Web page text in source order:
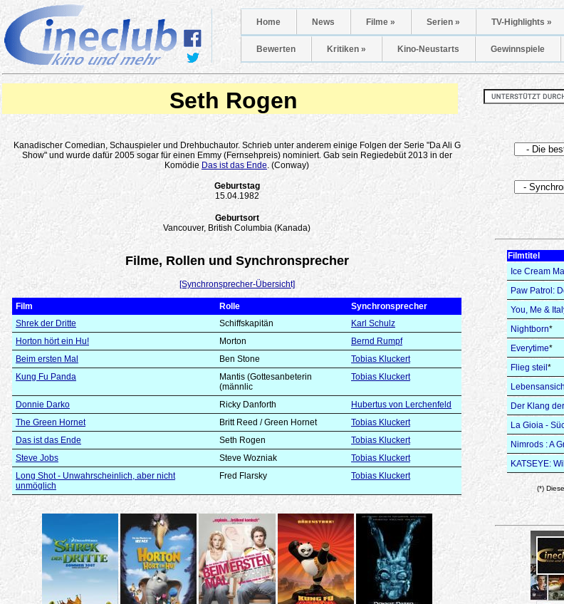
Home News Filme » Serien » TV-Highlights »
Bewerten Kritiken » Kino-Neustarts Gewinnspiele
Seth Rogen
Kanadischer Comedian, Schauspieler und Drehbuchautor. Schrieb unter anderem einige Folgen der Serie "Da Ali G
Show" und wurde dafür 2005 sogar für einen Emmy (Fernsehpreis) nominiert. Gab sein Regiedebüt 2013 in der
Komödie Das ist das Ende. (Conway)
Geburtstag
15.04.1982
Geburtsort
Vancouver, British Columbia (Kanada)
Filme, Rollen und Synchronsprecher
[Synchronsprecher-Übersicht]
Film Rolle
Synchronsprecher
Shrek der Dritte
Schiffskapitän
Karl Schulz
Horton hört ein Hu!
Morton
Bernd Rumpf
Beim ersten Mal
Ben Stone
Tobias Kluckert
Kung Fu Panda
Mantis (Gottesanbeterin
(männlic
Tobias Kluckert
Donnie Darko Ricky Danforth
Hubertus von Lerchenfeld
The Green Hornet
Britt Reed / Green Hornet
Tobias Kluckert
Das ist das Ende
Seth Rogen
Tobias Kluckert
Steve Jobs
Steve Wozniak
Tobias Kluckert
Long Shot - Unwahrscheinlich, aber nicht
unmöglich
Fred Flarsky Tobias Kluckert
Filmtitel
Ice Cream
Paw Patrol:
You, Me &
Nightborn*
Everytime*
Flieg steil *
Der Klang
La Gioia -
Nimrods : A
KATSEYE:
(*)